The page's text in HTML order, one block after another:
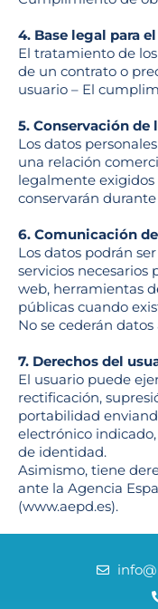
4. Base legal para
El tratamiento de
de un contrato o
usuario – El
5. Conservación de
Los datos
una relación
legalmente exigidos
conservarán
6. Comunicación
Los datos podrán
servicios necesarios
web, herramientas
públicas cuando
No se cederán
7. Derechos del
El usuario puede
rectificación,
portabilidad
electrónico
de identidad.
Asimismo, tiene
ante la Agencia
(www.aepd.es).